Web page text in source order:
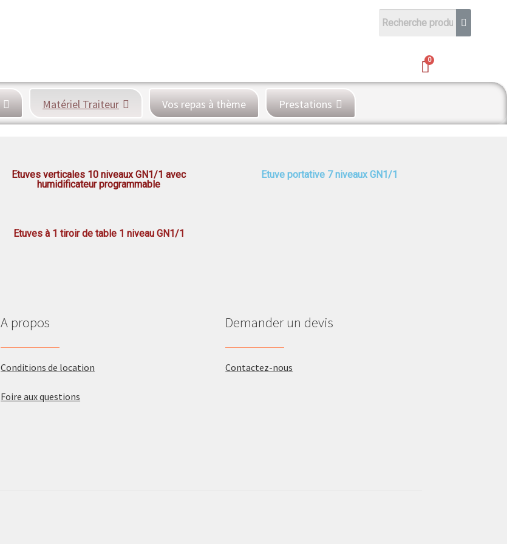
Matériel Traiteur Vos repas à thème Prestations
Etuves verticales 10 niveaux GN1/1 avec
humidificateur programmable
Etuve portative 7 niveaux GN1/1
Etuves à 1 tiroir de table 1 niveau GN1/1
A propos
Conditions de location
Foire aux questions
Demander un devis
Contactez-nous